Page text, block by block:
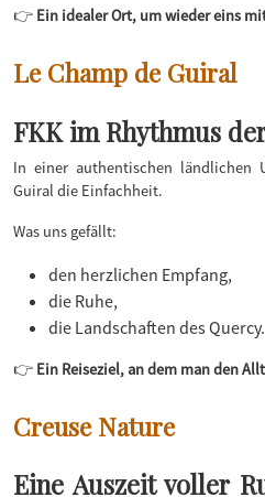
👉 Ein idealer Ort, um wieder eins
Le Champ de Guiral
FKK im Rhythmus
In einer authentischen ländlichen
Guiral die Einfachheit.
Was uns gefällt:
den herzlichen Empfang,
die Ruhe,
die Landschaften des Quercy.
👉 Ein Reiseziel, an dem man den
Creuse Nature
Eine Auszeit voller